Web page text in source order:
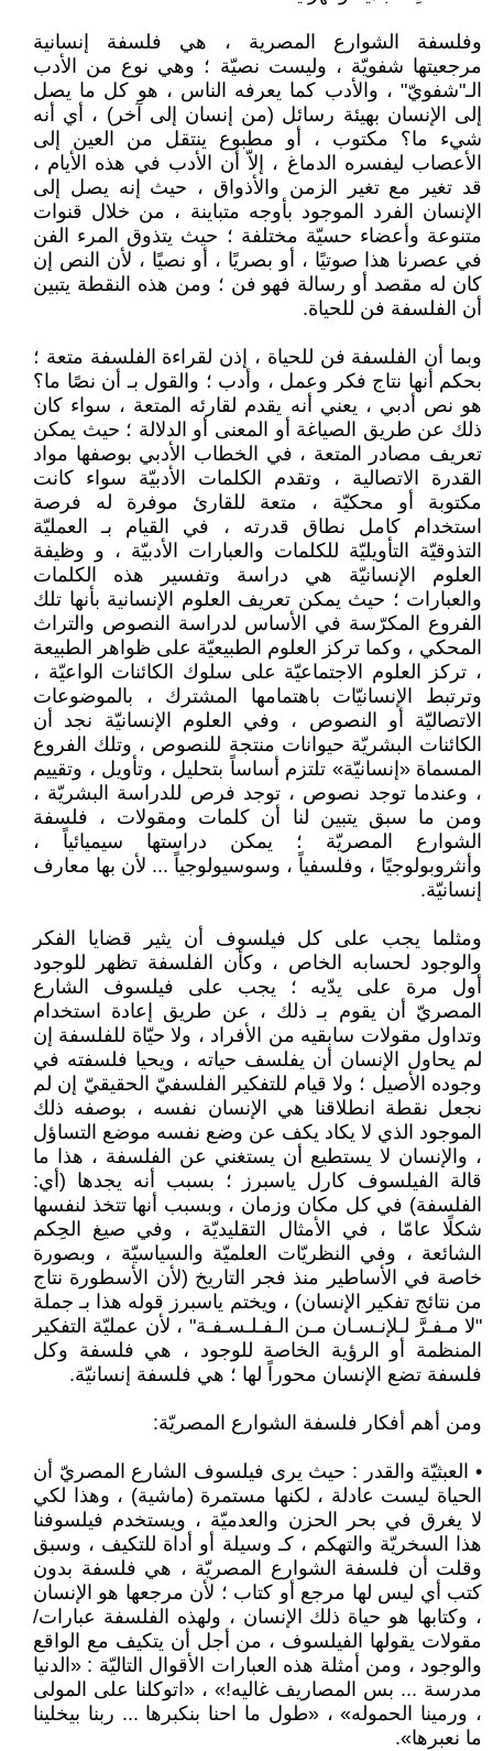
وفلسفة الشوارع المصرية ، هي فلسفة إنسانية
مرجعيتها شفويّة ، وليست نصيّة ؛ وهي نوع من الأدب
الـ"شفويّ" ، والأدب كما يعرفه الناس ، هو كل ما يصل
إلى الإنسان بهيئة رسائل (من إنسان إلى آخر) ، أي أنه
شيء ما؟ مكتوب ، أو مطبوع ينتقل من العين إلى
الأعصاب ليفسره الدماغ ، إلاّ أن الأدب في هذه الأيام ،
قد تغير مع تغير الزمن والأذواق ، حيث إنه يصل إلى
الإنسان الفرد الموجود بأوجه متباينة ، من خلال قنوات
متنوعة وأعضاء حسيّة مختلفة ؛ حيث يتذوق المرء الفن
في عصرنا هذا صوتيًا ، أو بصريًا ، أو نصيًا ، لأن النص إن
كان له مقصد أو رسالة فهو فن ؛ ومن هذه النقطة يتبين
أن الفلسفة فن للحياة.
وبما أن الفلسفة فن للحياة ، إذن لقراءة الفلسفة متعة ؛
بحكم أنها نتاج فكر وعمل ، وأدب ؛ والقول بـ أن نصًا ما؟
هو نص أدبي ، يعني أنه يقدم لقارئه المتعة ، سواء كان
ذلك عن طريق الصياغة أو المعنى أو الدلالة ؛ حيث يمكن
تعريف مصادر المتعة ، في الخطاب الأدبي بوصفها مواد
القدرة الاتصالية ، وتقدم الكلمات الأدبيّة سواء كانت
مكتوبة أو محكيّة ، متعة للقارئ موفرة له فرصة
استخدام كامل نطاق قدرته ، في القيام بـ العمليّة
التذوقيّة التأويليّة للكلمات والعبارات الأدبيّة ، و وظيفة
العلوم الإنسانيّة هي دراسة وتفسير هذه الكلمات
والعبارات ؛ حيث يمكن تعريف العلوم الإنسانية بأنها تلك
الفروع المكرّسة في الأساس لدراسة النصوص والتراث
المحكي ، وكما تركز العلوم الطبيعيّة على ظواهر الطبيعة
، تركز العلوم الاجتماعيّة على سلوك الكائنات الواعيّة ،
وترتبط الإنسانيّات باهتمامها المشترك ، بالموضوعات
الاتصاليّة أو النصوص ، وفي العلوم الإنسانيّة نجد أن
الكائنات البشريّة حيوانات منتجة للنصوص ، وتلك الفروع
المسماة «إنسانيّة» تلتزم أساساً بتحليل ، وتأويل ، وتقييم
، وعندما توجد نصوص ، توجد فرص للدراسة البشريّة ،
ومن ما سبق يتبين لنا أن كلمات ومقولات ، فلسفة
الشوارع المصريّة ؛ يمكن دراستها سيميائياً ،
وأنثروبولوجيًا ، وفلسفياً ، وسوسيولوجياً ... لأن بها معارف
إنسانيّة.
ومثلما يجب على كل فيلسوف أن يثير قضايا الفكر
والوجود لحسابه الخاص ، وكأن الفلسفة تظهر للوجود
أول مرة على يدّيه ؛ يجب على فيلسوف الشارع
المصريّ أن يقوم بـ ذلك ، عن طريق إعادة استخدام
وتداول مقولات سابقيه من الأفراد ، ولا حيّاة للفلسفة إن
لم يحاول الإنسان أن يفلسف حياته ، ويحيا فلسفته في
وجوده الأصيل ؛ ولا قيام للتفكير الفلسفيّ الحقيقيّ إن لم
نجعل نقطة انطلاقنا هي الإنسان نفسه ، بوصفه ذلك
الموجود الذي لا يكاد يكف عن وضع نفسه موضع التساؤل
، والإنسان لا يستطيع أن يستغني عن الفلسفة ، هذا ما
قالة الفيلسوف كارل ياسبرز ؛ بسبب أنه يجدها (أي:
الفلسفة) في كل مكان وزمان ، وبسبب أنها تتخذ لنفسها
شكلًا عامّا ، في الأمثال التقليديّة ، وفي صيغ الحِكم
الشائعة ، وفي النظريّات العلميّة والسياسيّة ، وبصورة
خاصة في الأساطير منذ فجر التاريخ (لأن الأسطورة نتاج
من نتائج تفكير الإنسان) ، ويختم ياسبرز قوله هذا بـ جملة
"لا مـفـرَّ لـلإنـسـان مـن الـفـلـسـفـة" ، لأن عمليّة التفكير
المنظمة أو الرؤية الخاصة للوجود ، هي فلسفة وكل
فلسفة تضع الإنسان محوراً لها ؛ هي فلسفة إنسانيّة.
ومن أهم أفكار فلسفة الشوارع المصريّة:
• العبثيّة والقدر : حيث يرى فيلسوف الشارع المصريّ أن
الحياة ليست عادلة ، لكنها مستمرة (ماشية) ، وهذا لكي
لا يغرق في بحر الحزن والعدميّة ، ويستخدم فيلسوفنا
هذا السخريّة والتهكم ، كـ وسيلة أو أداة للتكيف ، وسبق
وقلت أن فلسفة الشوارع المصريّة ، هي فلسفة بدون
كتب أي ليس لها مرجع أو كتاب ؛ لأن مرجعها هو الإنسان
، وكتابها هو حياة ذلك الإنسان ، ولهذه الفلسفة عبارات/
مقولات يقولها الفيلسوف ، من أجل أن يتكيف مع الواقع
والوجود ، ومن أمثلة هذه العبارات الأقوال التاليّة : «الدنيا
مدرسة ... بس المصاريف غاليه!» ، «اتوكلنا على المولى
، ورمينا الحموله» ، «طول ما احنا بنكبرها ... ربنا بيخلينا
ما نعبرها».